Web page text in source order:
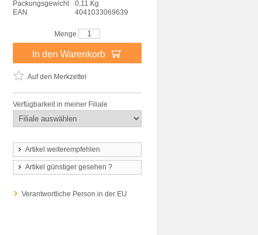
Packungsgewicht
0,11 Kg
EAN
4041033069639
Menge
In den Warenkorb
Auf den Merkzettel
Verfügbarkeit in meiner Filiale
Artikel weiterempfehlen
Artikel günstiger gesehen ?
Verantwortliche Person in der EU